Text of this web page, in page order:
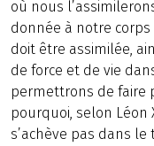
où nous
donnée à notre
doit être assimilée,
de force et de vie
permettrons de faire
pourquoi, selon Léon
s’achève pas dans